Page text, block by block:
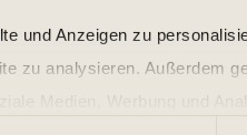
und Anzeigen zu
zu analysieren. Außerdem